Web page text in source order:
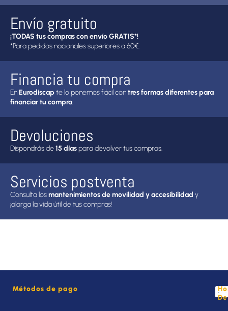
Envío gratuito
¡TODAS tus compras con envío GRATIS*!
*Para pedidos nacionales superiores a 60€.
Financia tu compra
EnEurodiscapte lo ponemos fácil contres formas diferentes para
financiar tu compra.
Devoluciones
Dispondrás de15 díaspara devolver tus compras.
Servicios postventa
Consulta losmantenimientos de movilidad y accesibilidad y
¡alarga la vida útil de tus compras!
Métodos de pago